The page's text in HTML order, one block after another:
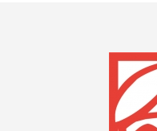
University
Information